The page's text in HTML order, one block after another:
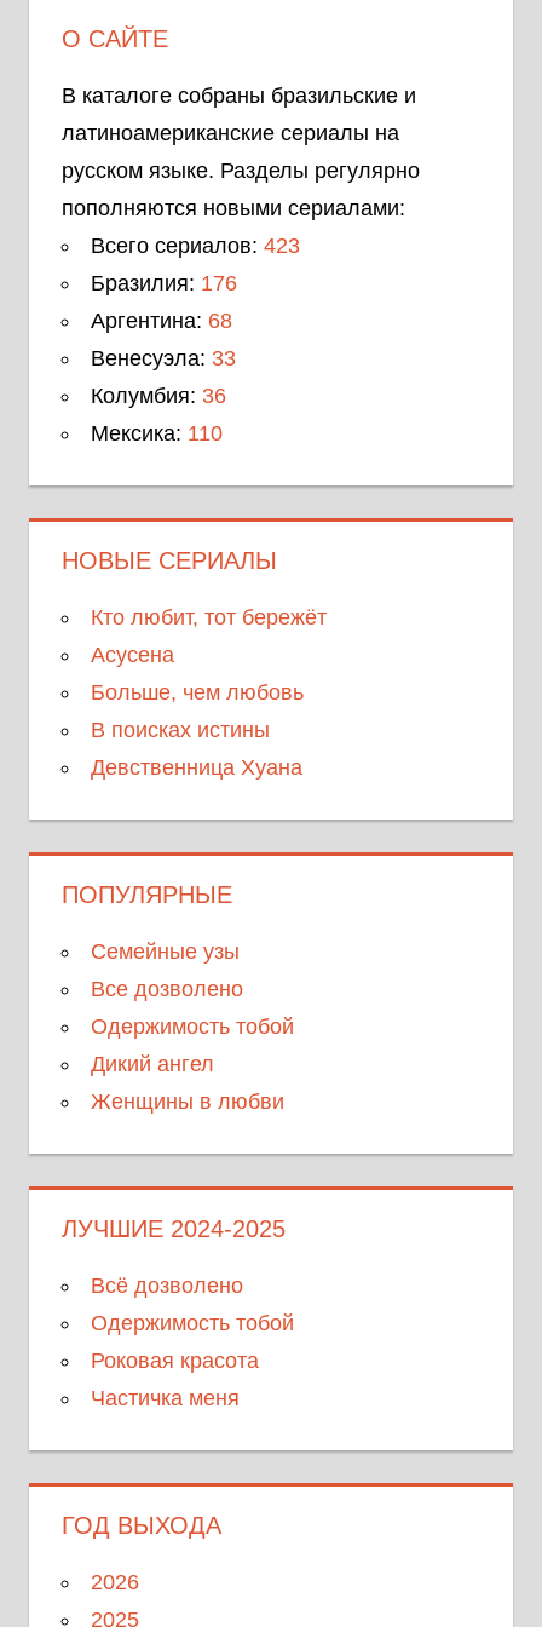
О САЙТЕ
В каталоге собраны бразильские и
латиноамериканские сериалы на
русском языке. Разделы регулярно
пополняются новыми сериалами:
Всего сериалов: 423
Бразилия: 176
Аргентина: 68
Венесуэла: 33
Колумбия: 36
Мексика: 110
НОВЫЕ СЕРИАЛЫ
Кто любит, тот бережёт
Асусена
Больше, чем любовь
В поисках истины
Девственница Хуана
ПОПУЛЯРНЫЕ
Семейные узы
Все дозволено
Одержимость тобой
Дикий ангел
Женщины в любви
ЛУЧШИЕ 2024-2025
Всё дозволено
Одержимость тобой
Роковая красота
Частичка меня
ГОД ВЫХОДА
2026
2025